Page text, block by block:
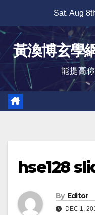
content
Sat. Aug
黃渙博玄學
能提高
hse128
By Editor
DEC 1,